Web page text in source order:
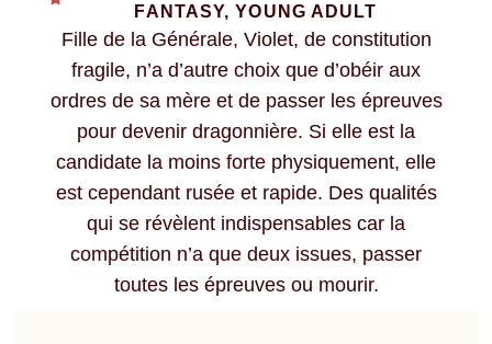
FANTASY, YOUNG ADULT
Fille de la Générale, Violet, de constitution
fragile, n’a d’autre choix que d’obéir aux
ordres de sa mère et de passer les épreuves
pour devenir dragonnière. Si elle est la
candidate la moins forte physiquement, elle
est cependant rusée et rapide. Des qualités
qui se révèlent indispensables car la
compétition n’a que deux issues, passer
toutes les épreuves ou mourir.